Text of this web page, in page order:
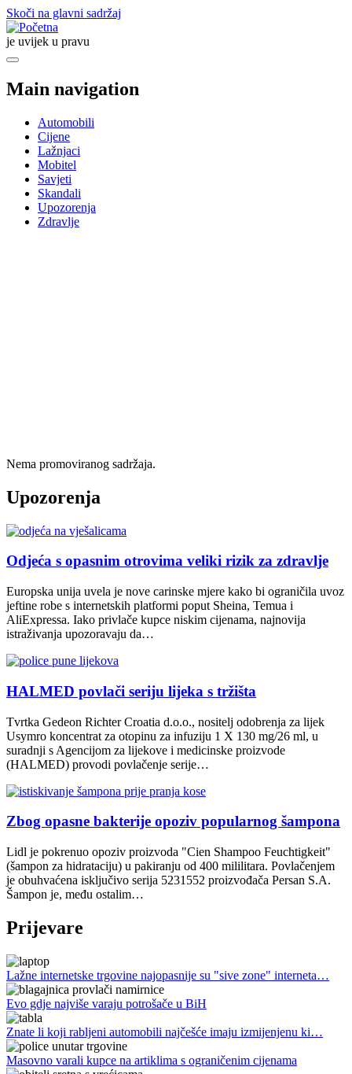
Skoči na glavni sadržaj
je uvijek u pravu
Main navigation
Automobili
Cijene
Lažnjaci
Mobitel
Savjeti
Skandali
Upozorenja
Zdravlje
Nema promoviranog sadržaja.
Upozorenja
Odjeća s opasnim otrovima veliki rizik za zdravlje
Europska unija uvela je nove carinske mjere kako bi ograničila uvoz
jeftine robe s internetskih platformi poput Sheina, Temua i
AliExpressa. Iako privlače kupce niskim cijenama, najnovija
istraživanja upozoravaju da…
HALMED povlači seriju lijeka s tržišta
Tvrtka Gedeon Richter Croatia d.o.o., nositelj odobrenja za lijek
Usymro koncentrat za otopinu za infuziju 1 X 130 mg/26 ml, u
suradnji s Agencijom za lijekove i medicinske proizvode
(HALMED) provodi povlačenje serije…
Zbog opasne bakterije opoziv popularnog šampona
Lidl je pokrenuo opoziv proizvoda "Cien Shampoo Feuchtigkeit"
(šampon za hidrataciju) u pakiranju od 400 mililitara. Povlačenjem
je obuhvaćena isključivo serija 5231552 proizvođača Persan S.A.
Šampon je, među ostalim…
Prijevare
Lažne internetske trgovine najopasnije su "sive zone" interneta…
Evo gdje najviše varaju potrošače u BiH
Znate li koji rabljeni automobili najčešće imaju izmijenjenu ki…
Masovno varali kupce na artiklima s ograničenim cijenama